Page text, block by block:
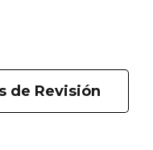
de Revisión